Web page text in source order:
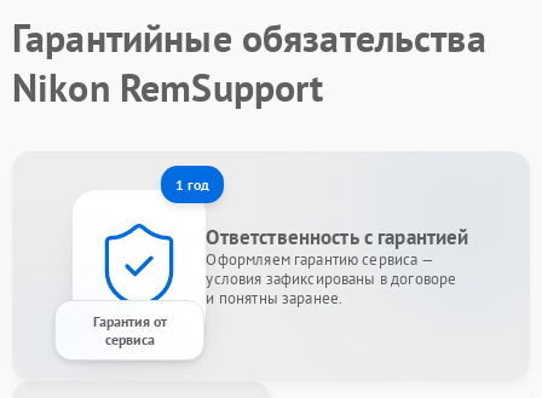
Гарантийные обязательства
Nikon RemSupport
1 год
Гарантия от
сервиса
Ответственность с гарантией
Оформляем гарантию сервиса —
условия зафиксированы в договоре
и понятны заранее.